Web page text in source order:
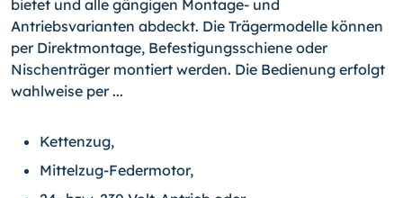
bietet und alle gängigen Montage- und
Antriebsvarianten abdeckt. Die Trägermodelle können
per Direktmontage, Befestigungsschiene oder
Nischenträger montiert werden. Die Bedienung erfolgt
wahlweise per ...
Kettenzug,
Mittelzug-Federmotor,